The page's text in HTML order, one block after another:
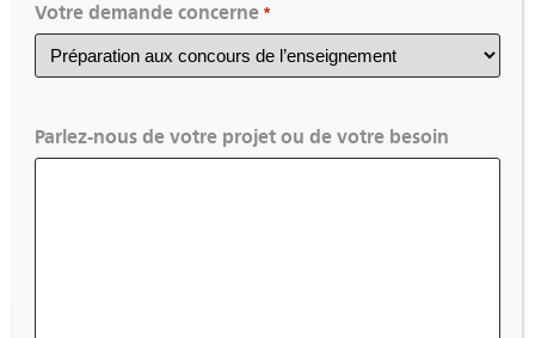
Tous les détails ici
Votre demande concerne *
Parlez-nous de votre projet ou de votre besoin